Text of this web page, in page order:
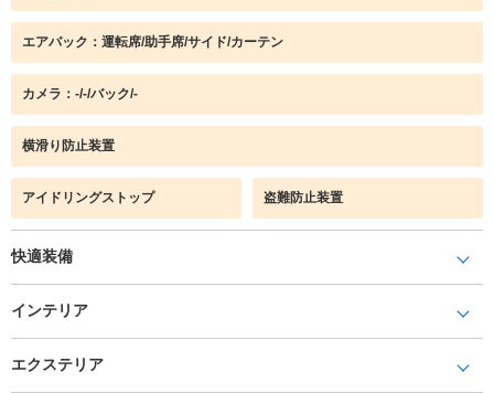
エアバック：運転席/助手席/サイド/カーテン
カメラ：-/-/バック/-
横滑り防止装置
アイドリングストップ 盗難防止装置
快適装備
インテリア
エクステリア